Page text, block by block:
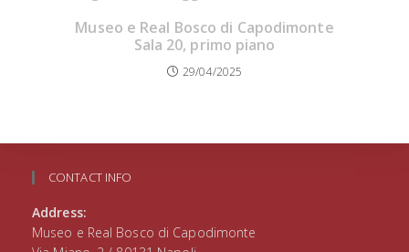
Museo e Real Bosco di Capodimonte
Sala 20, primo piano
29/04/2025
CONTACT INFO
Address:
Museo e Real Bosco di Capodimonte